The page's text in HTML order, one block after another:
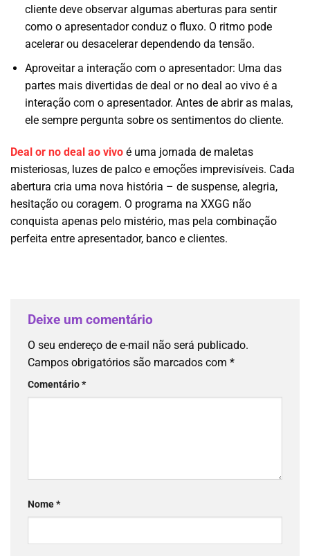
cliente deve observar algumas aberturas para sentir
como o apresentador conduz o fluxo. O ritmo pode
acelerar ou desacelerar dependendo da tensão.
Aproveitar a interação com o apresentador: Uma das
partes mais divertidas de deal or no deal ao vivo é a
interação com o apresentador. Antes de abrir as malas,
ele sempre pergunta sobre os sentimentos do cliente.
Deal or no deal ao vivo é uma jornada de maletas
misteriosas, luzes de palco e emoções imprevisíveis. Cada
abertura cria uma nova história – de suspense, alegria,
hesitação ou coragem. O programa na XXGG não
conquista apenas pelo mistério, mas pela combinação
perfeita entre apresentador, banco e clientes.
Deixe um comentário
O seu endereço de e-mail não será publicado.
Campos obrigatórios são marcados com *
Comentário*
Nome*